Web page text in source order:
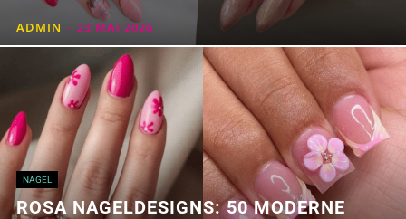
ADMIN - 23 MAI 2026
NAGEL
ROSA NAGELDESIGNS: 50 MODERNE